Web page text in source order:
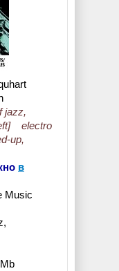
jazz,
electro
up,
в
Music